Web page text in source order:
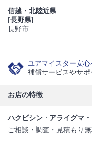
信越・北陸近県
[長野県]
長野市
ユアマイスター安心
補償サービスやサ
お店の特徴
ハクビシン・アライグマ
ご相談・調査・見積もり無